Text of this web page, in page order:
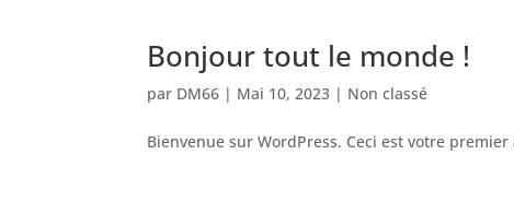
Bonjour tout le monde !
par DM66 | Mai 10, 2023 | Non classé
Bienvenue sur WordPress. Ceci est votre